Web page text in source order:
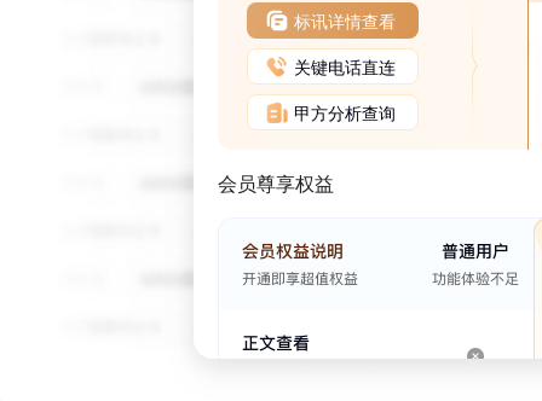
标讯详情查看
关键电话直连
甲方分析查询
会员尊享权益